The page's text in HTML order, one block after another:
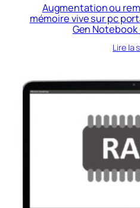
Augmentation ou
mémoire vive sur pc
Gen Notebook
Lire la